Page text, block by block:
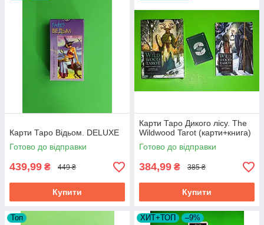
Карти Таро Відьом. DELUXE
Готово до відправки
439,99 ₴ 449 ₴
Купити
Карти Таро Дикого лісу. The
Wildwood Tarot (карти+книга)
Готово до відправки
384,99 ₴ 385 ₴
Купити
Топ ХИТ+ТОП –9%